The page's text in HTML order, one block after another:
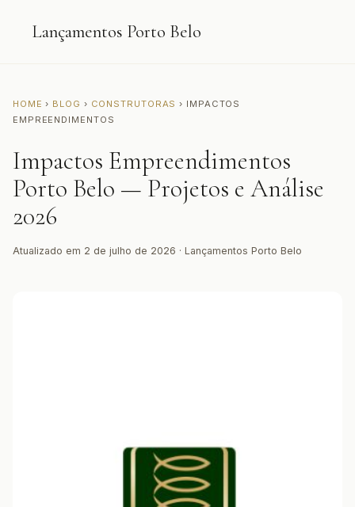
Lançamentos Porto Belo
HOME › BLOG › CONSTRUTORAS › IMPACTOS
EMPREENDIMENTOS
Impactos Empreendimentos
Porto Belo — Projetos e Análise
2026
Atualizado em 2 de julho de 2026 · Lançamentos Porto Belo